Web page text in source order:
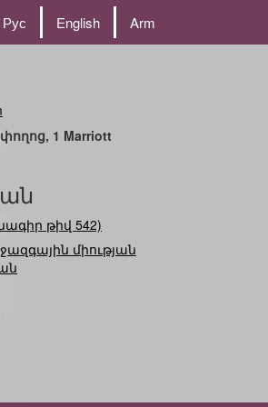
Рус English Arm
1 Marriott
թիվ 542)
միության
ներկա